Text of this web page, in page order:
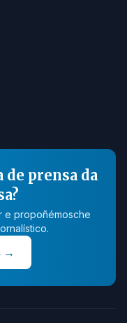
de prensa da
e propoñémosche
→